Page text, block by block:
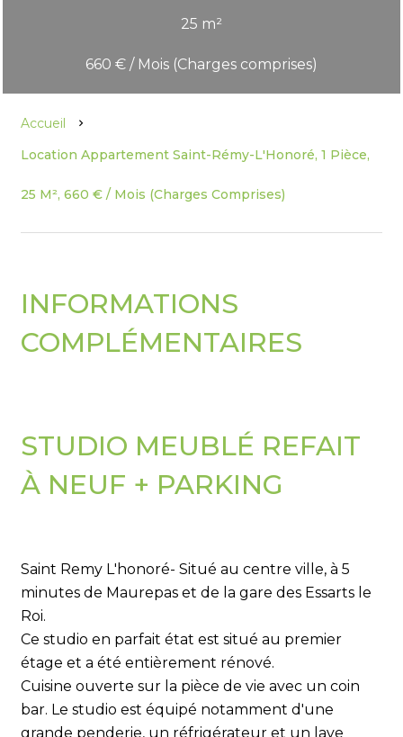
25 m²
660 € / Mois (Charges comprises)
Accueil
Location Appartement Saint-Rémy-L'Honoré, 1 Pièce,
25 M², 660 € / Mois (Charges Comprises)
INFORMATIONS
COMPLÉMENTAIRES
STUDIO MEUBLÉ REFAIT
À NEUF + PARKING
Saint Remy L'honoré- Situé au centre ville, à 5
minutes de Maurepas et de la gare des Essarts le
Roi.
Ce studio en parfait état est situé au premier
étage et a été entièrement rénové.
Cuisine ouverte sur la pièce de vie avec un coin
bar. Le studio est équipé notamment d'une
grande penderie, un réfrigérateur et un lave